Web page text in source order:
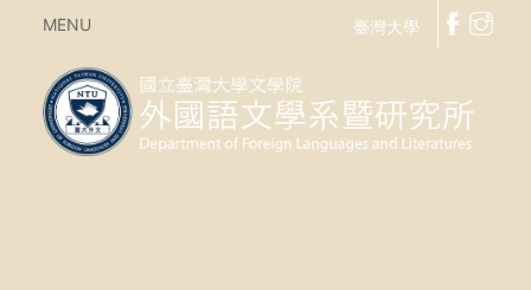
MENU 臺灣大學